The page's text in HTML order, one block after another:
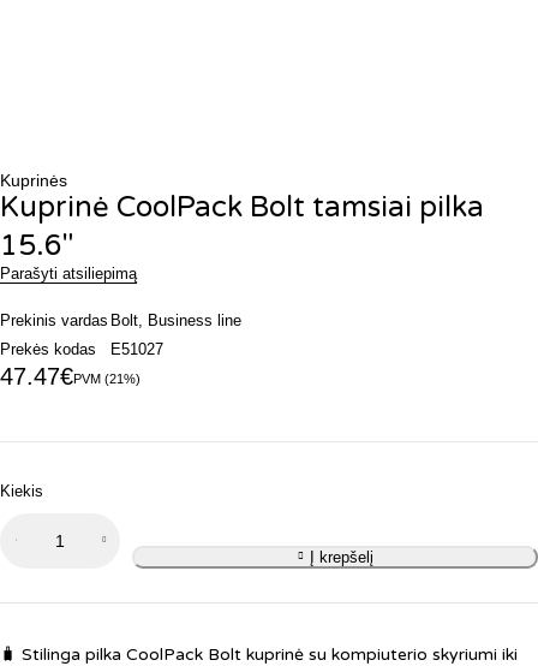
Kuprinės
Kuprinė CoolPack Bolt tamsiai pilka
15.6″
Parašyti atsiliepimą
Prekinis vardas Bolt, Business line
Prekės kodas
E51027
47.47€PVM (21%)
Kiekis
Bolt
Į krepšelį
🧳 Stilinga pilka CoolPack Bolt kuprinė su kompiuterio skyriumi iki